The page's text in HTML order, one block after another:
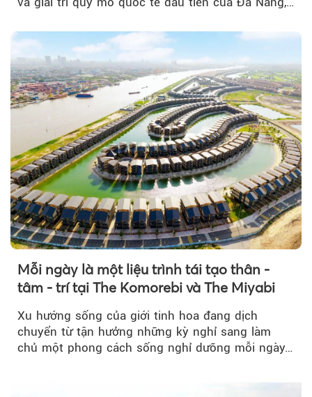
Mỗi ngày là một liệu trình tái tạo thân -
tâm - trí tại The Komorebi và The Miyabi
Xu hướng sống của giới tinh hoa đang dịch
chuyển từ tận hưởng những kỳ nghỉ sang làm
chủ một phong cách sống nghỉ dưỡng mỗi ngày…